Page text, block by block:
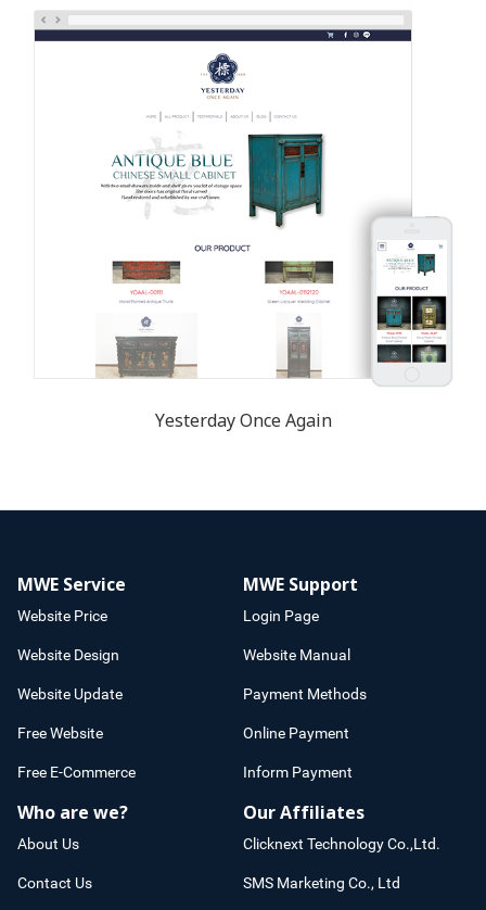
Yesterday Once Again
MWE Service
Website Price
Website Design
Website Update
Free Website
Free E-Commerce
MWE Support
Login Page
Website Manual
Payment Methods
Online Payment
Inform Payment
Who are we?
About Us
Contact Us
Our Affiliates
Clicknext Technology Co.,Ltd.
SMS Marketing Co., Ltd